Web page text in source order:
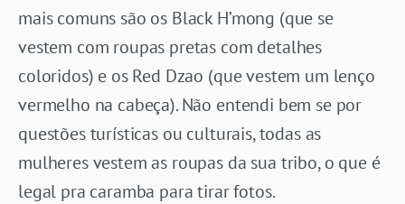
mais comuns são os Black H’mong (que se
vestem com roupas pretas com detalhes
coloridos) e os Red Dzao (que vestem um lenço
vermelho na cabeça). Não entendi bem se por
questões turísticas ou culturais, todas as
mulheres vestem as roupas da sua tribo, o que é
legal pra caramba para tirar fotos.